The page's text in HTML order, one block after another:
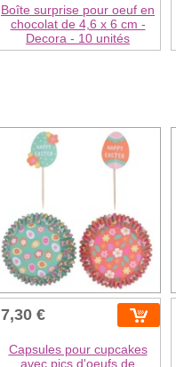
Boîte surprise pour oeuf en
chocolat de 4,6 x 6 cm -
Decora - 10 unités
7,30 €
Capsules pour cupcakes
avec pics d'oeufs de